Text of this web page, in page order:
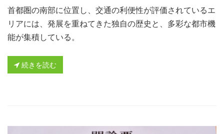
首都圏の南部に位置し、交通の利便性が評価されているエ
リアには、発展を重ねてきた独自の歴史と、多彩な都市機
能が集積している。
続きを読む